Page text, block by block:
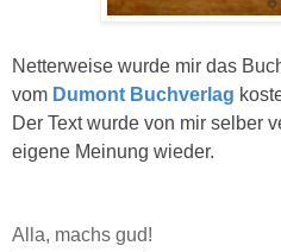
Netterweise wurde mir das
vom Dumont Buchverlag
Der Text wurde von mir selber
eigene Meinung wieder.
Alla, machs gud!